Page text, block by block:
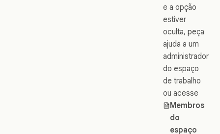
e a opção
estiver
oculta, peça
ajuda a um
administrador
do espaço
de trabalho
ou acesse
Membros
do
espaço